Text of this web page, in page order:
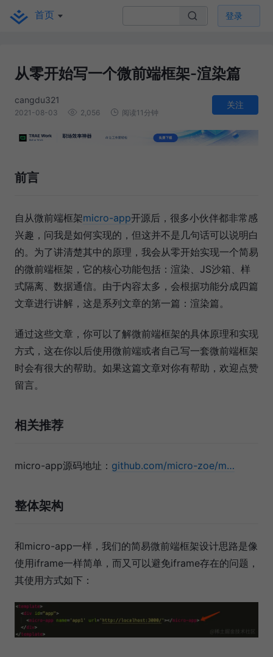
首页 登录
从零开始写一个微前端框架-渲染篇
cangdu321
2021-08-03 2,056 阅读11分钟
关注
前言
自从微前端框架micro-app开源后，很多小伙伴都非常感
兴趣，问我是如何实现的，但这并不是几句话可以说明白
的。为了讲清楚其中的原理，我会从零开始实现一个简易
的微前端框架，它的核心功能包括：渲染、JS沙箱、样
式隔离、数据通信。由于内容太多，会根据功能分成四篇
文章进行讲解，这是系列文章的第一篇：渲染篇。
通过这些文章，你可以了解微前端框架的具体原理和实现
方式，这在你以后使用微前端或者自己写一套微前端框架
时会有很大的帮助。如果这篇文章对你有帮助，欢迎点赞
留言。
相关推荐
micro-app源码地址： github.com/micro-zoe/m…
整体架构
和micro-app一样，我们的简易微前端框架设计思路是像
使用iframe一样简单，而又可以避免iframe存在的问题，
其使用方式如下：